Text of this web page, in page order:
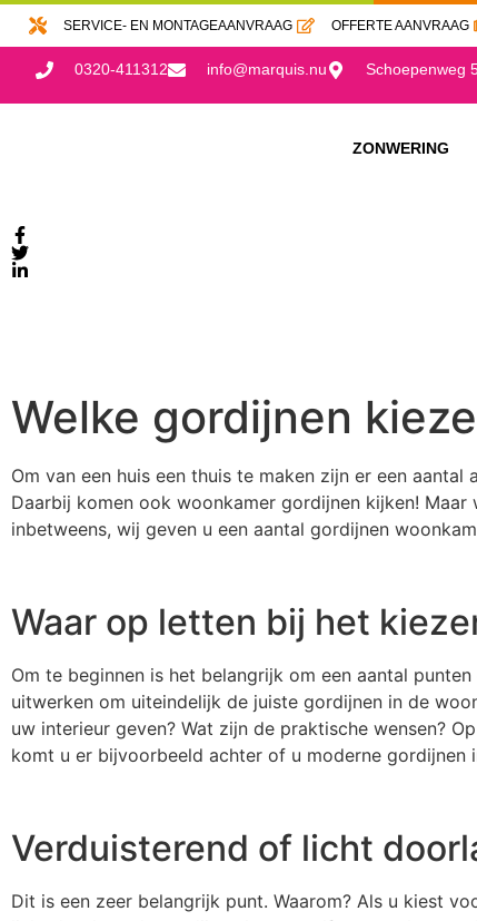
SERVICE- EN MONTAGEAANVRAAG OFFERTE AANVRAAG
0320-411312 info@marquis.nu Schoepenweg
ZONWERING
Welke gordijnen
Om van een huis een thuis te maken zijn er een
Daarbij komen ook woonkamer gordijnen kijken!
inbetweens, wij geven u een aantal gordijnen
Waar op letten bij het
Om te beginnen is het belangrijk om een aantal
uitwerken om uiteindelijk de juiste gordijnen in de
uw interieur geven? Wat zijn de praktische wensen?
komt u er bijvoorbeeld achter of u moderne
Verduisterend of licht
Dit is een zeer belangrijk punt. Waarom? Als u kiest